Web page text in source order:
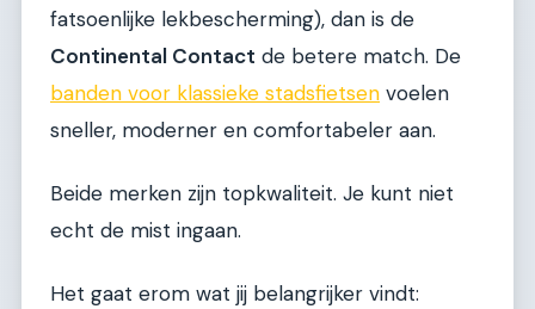
fatsoenlijke lekbescherming), dan is de
Continental Contact de betere match. De
banden voor klassieke stadsfietsen voelen
sneller, moderner en comfortabeler aan.
Beide merken zijn topkwaliteit. Je kunt niet
echt de mist ingaan.
Het gaat erom wat jij belangrijker vindt: